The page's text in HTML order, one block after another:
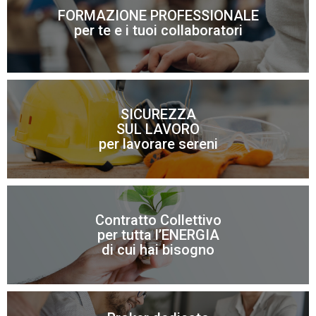
FORMAZIONE PROFESSIONALE
per te e i tuoi collaboratori
Scopri di più
SICUREZZA
SUL LAVORO
per lavorare sereni
Scopri di più
Contratto Collettivo
per tutta l’ENERGIA
di cui hai bisogno
Per risparmiare sui costi di energia elettrica e gas
Scopri di più